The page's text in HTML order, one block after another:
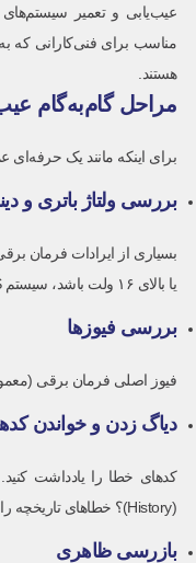
عیب‌یابی و تعمیر سیستم‌های
مناسب برای فنی‌کارانی که
هستند.
مراحل گام‌به‌گام
برای اینکه مانند یک حرفه‌ای
بررسی ولتاژ باتری و
یا بالای ۱۶ ولت باشد، سیستم EPS قطع می‌شود (Fail-Safe Mode).
بررسی فیوزها
فیوز اصلی فرمان برقی (معمولاً ۴۰ تا ۸۰ آمپر) را چک
دیاگ زدن و خواندن
(History)؟ خطاهای تاریخچه را پاک کنید و ببینید آیا برمی‌گردند یا خیر.
بازرسی ظاهری